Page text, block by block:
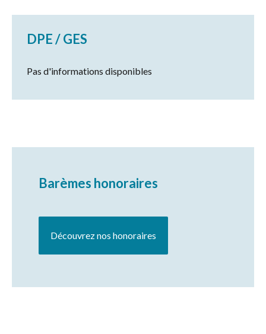
DPE / GES
Pas d'informations disponibles
Barèmes honoraires
Découvrez nos honoraires